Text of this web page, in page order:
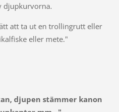
djupkurvorna.
att ta ut en trollingrutt eller
eller mete."
djupen stämmer kanon